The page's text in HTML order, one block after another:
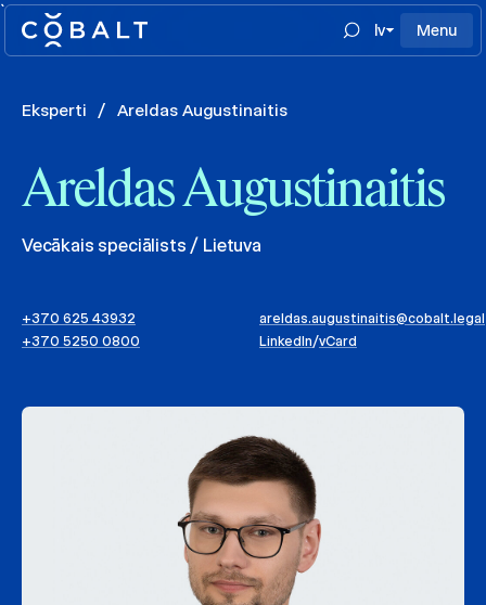
`
lv
Menu
Eksperti / Areldas Augustinaitis
Areldas Augustinaitis
Vecākais speciālists / Lietuva
+370 625 43932
+370 5250 0800
areldas.augustinaitis@cobalt.legal
LinkedIn/vCard